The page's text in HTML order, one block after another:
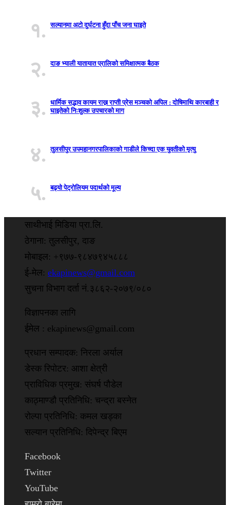
१. सल्यानमा अटो दुर्घटना हुँदा पाँच जना घाइते
२. दाङ भ्याली यातायात प्रालिको समिक्षात्मक बैठक
३.
धार्मिक सद्भाव कायम राख्न राप्ती प्रेस मञ्चको अपिल : दाेषिमाथि कारबाही र
घाइतेको निःशुल्क उपचारको माग
४. तुलसीपुर उपमहानगरपालिकाकाे गाडीले किच्दा एक युवतीकाे मृत्यु
५. बढ्यो पेट्रोलियम पदार्थको मूल्य
साथीभाई मिडिया प्रा.लि.
ठेगाना: तुलसीपुर, दाङ
मोबाइल: +९७७-९८४७९४५८८८
ई-मेल: ekapinews@gmail.com
सुचना विभाग दर्ता नं.३८६२-२०७९/०८०
विज्ञापनका लागि
ईमेल : ekapinews@gmail.com
प्रधान सम्पादक: निरला अर्याल
डेस्क रिपोटर: आशा क्षेत्री
प्राविधिक प्रमुख: संघर्ष पौडेल
काठ्माण्डौ प्रतिनिधि: चन्द्रा बस्नेत
रोल्पा प्रतिनिधि: कमल खड्का
सल्यान प्रतिनिधि: दिपेन्द्र बिएम
Facebook
Twitter
YouTube